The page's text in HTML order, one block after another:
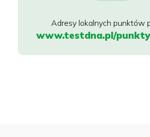
www.testdna.pl/